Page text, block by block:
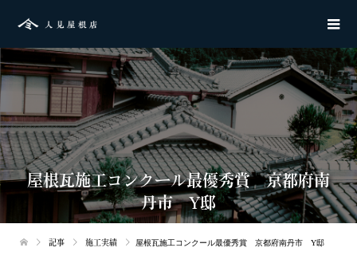
屋根瓦施工コンクール最優秀賞 京都府南
丹市 Y邸
記事 施工実績 屋根瓦施工コンクール最優秀賞 京都府南丹市 Y邸